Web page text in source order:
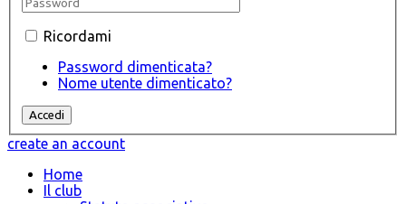
Ricordami
Password dimenticata?
Nome utente dimenticato?
create an account
Home
Il club